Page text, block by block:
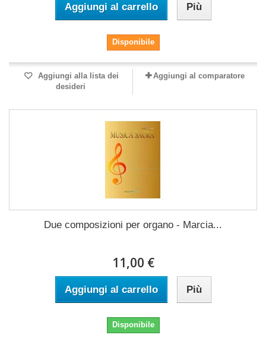
Aggiungi al carrello Più
Disponibile
Aggiungi alla lista dei
desideri
Aggiungi al comparatore
Due composizioni per organo - Marcia...
11,00 €
Aggiungi al carrello Più
Disponibile